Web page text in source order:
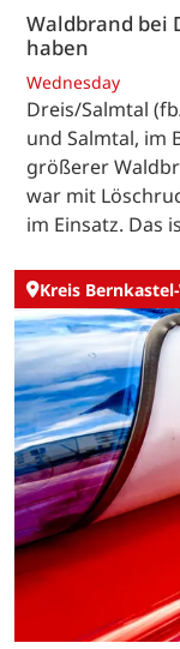
Waldbrand bei
haben
Wednesday
Dreis/Salmtal
und Salmtal, im
größerer
war mit
im Einsatz. Das
Kreis